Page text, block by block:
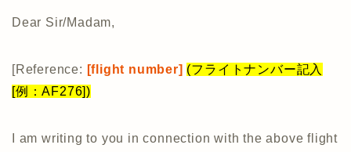
Dear Sir/Madam,
[Reference: [flight number] (フライトナンバー記入
[例：AF276])
I am writing to you in connection with the above flight